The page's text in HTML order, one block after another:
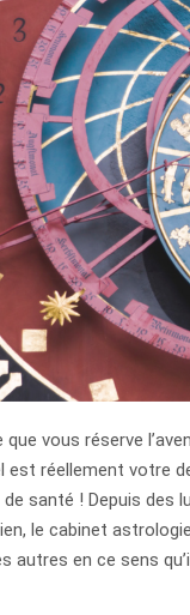
vous réserve
est réellement votre
santé ! Depuis des
le cabinet
autres en ce sens